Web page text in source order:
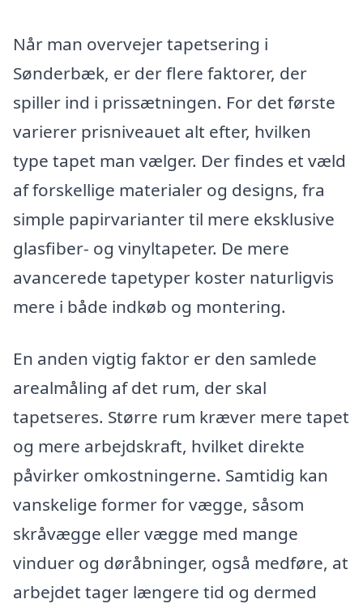
Når man overvejer tapetsering i
Sønderbæk, er der flere faktorer, der
spiller ind i prissætningen. For det første
varierer prisniveauet alt efter, hvilken
type tapet man vælger. Der findes et væld
af forskellige materialer og designs, fra
simple papirvarianter til mere eksklusive
glasfiber- og vinyltapeter. De mere
avancerede tapetyper koster naturligvis
mere i både indkøb og montering.
En anden vigtig faktor er den samlede
arealmåling af det rum, der skal
tapetseres. Større rum kræver mere tapet
og mere arbejdskraft, hvilket direkte
påvirker omkostningerne. Samtidig kan
vanskelige former for vægge, såsom
skråvægge eller vægge med mange
vinduer og døråbninger, også medføre, at
arbejdet tager længere tid og dermed